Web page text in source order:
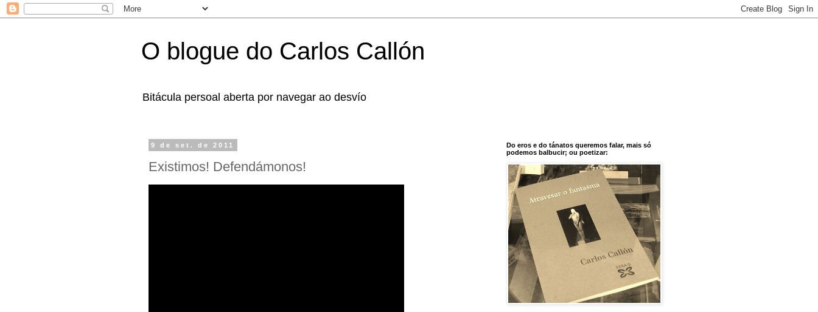
O blogue do Carlos Callón
Bitácula persoal aberta por navegar ao desvío
9 de set. de 2011
Existimos! Defendámonos!
Do eros e do tánatos queremos falar, mais só
podemos balbucir; ou poetizar: